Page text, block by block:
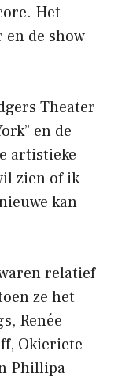
Het
en de show
Theater
en de
artistieke
zien of ik
kan
relatief
ze het
Renée
Okieriete
Phillipa